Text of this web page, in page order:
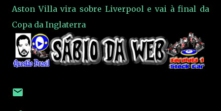
Aston Villa vira sobre Liverpool e vai à final da
Copa da Inglaterra